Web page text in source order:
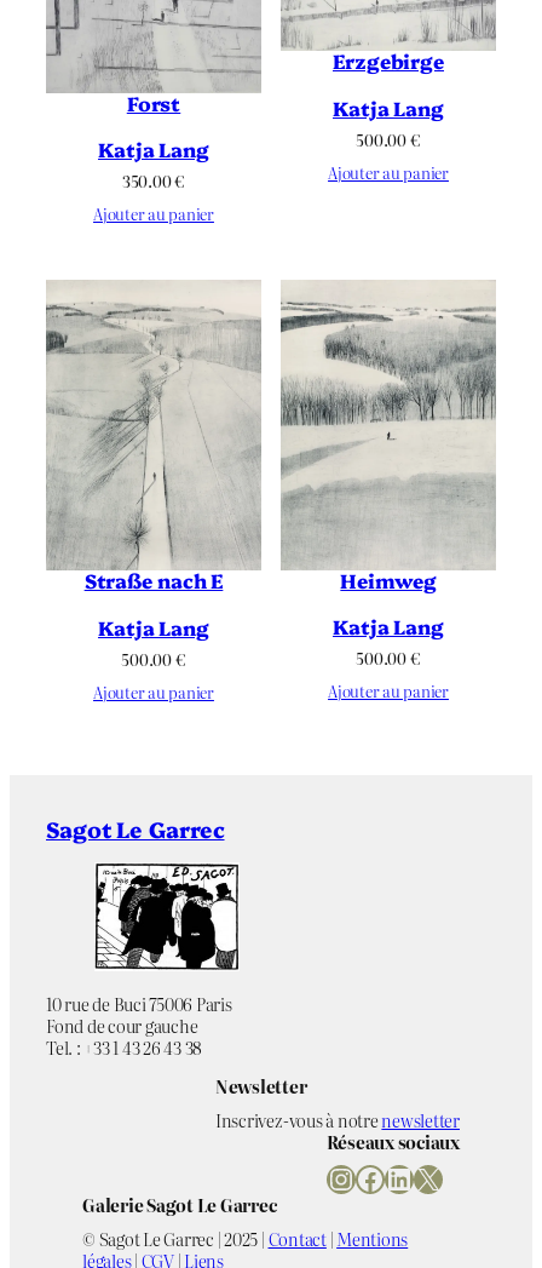
Forst
Katja Lang
350.00€
Ajouter au panier
Erzgebirge
Katja Lang
500.00€
Ajouter au panier
Straße nach E
Katja Lang
500.00€
Ajouter au panier
Heimweg
Katja Lang
500.00€
Ajouter au panier
Sagot Le Garrec
10 rue de Buci 75006 Paris
Fond de cour gauche
Tel. : +33 1 43 26 43 38
Newsletter
Inscrivez-vous à notrenewsletter
Réseaux sociaux
InstagramFacebook LinkedIn X
Galerie Sagot Le Garrec
© Sagot Le Garrec | 2025 |Contact|Mentions
légales|CGV|Liens